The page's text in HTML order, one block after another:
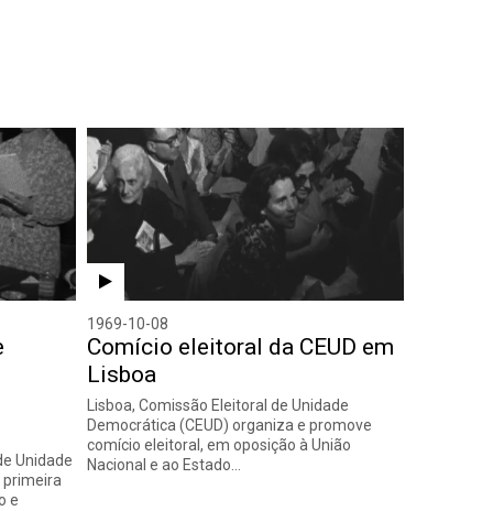
Unidade
primeira
e
1969-10-08
Comício eleitoral da CEUD em
Lisboa
Lisboa, Comissão Eleitoral de Unidade
Democrática (CEUD) organiza e promove
comício eleitoral, em oposição à União
Nacional e ao Estado…